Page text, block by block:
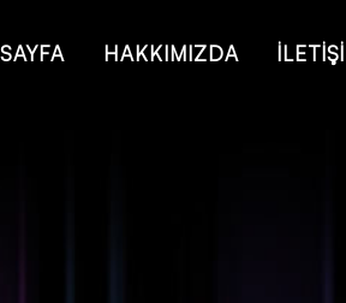
string is deprecated in/home/
HAKKIMIZDA